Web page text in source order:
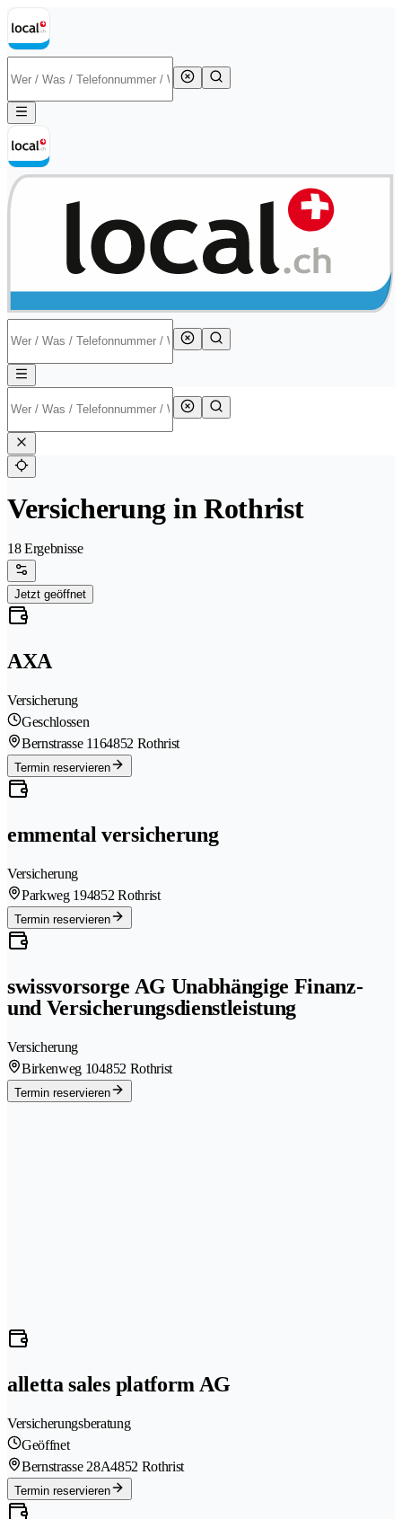
Versicherung in Rothrist
18 Ergebnisse
Jetzt geöffnet
AXA
Versicherung
Geschlossen
Bernstrasse 1164852 Rothrist
Termin reservieren
emmental versicherung
Versicherung
Parkweg 194852 Rothrist
Termin reservieren
swissvorsorge AG Unabhängige Finanz-
und Versicherungsdienstleistung
Versicherung
Birkenweg 104852 Rothrist
Termin reservieren
alletta sales platform AG
Versicherungsberatung
Geöffnet
Bernstrasse 28A4852 Rothrist
Termin reservieren